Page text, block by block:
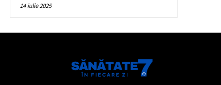
14 iulie 2025